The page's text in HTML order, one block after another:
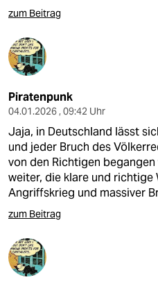
zum Beitrag
Piratenpunk
04.01.2026 , 09:42 Uhr
Jaja, in Deutschland lässt
und jeder Bruch des
von den Richtigen
weiter, die klare und
Angriffskrieg und massiver
zum Beitrag